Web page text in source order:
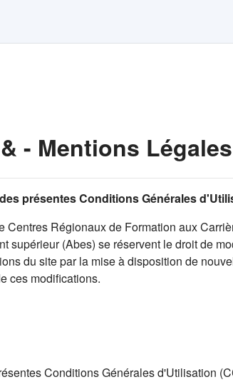
- Mentions Légales
présentes Conditions Générales
Centres Régionaux de Formation aux
(Abes) se réservent le droit de
du site par la mise à disposition de
ces modifications.
Conditions Générales d'Utilisation